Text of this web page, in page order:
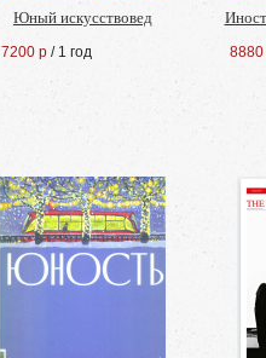
Юный искусствовед
7200 р / 1 год 8880